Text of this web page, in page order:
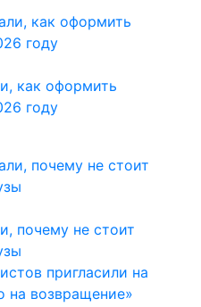
как оформить
году
почему не стоит